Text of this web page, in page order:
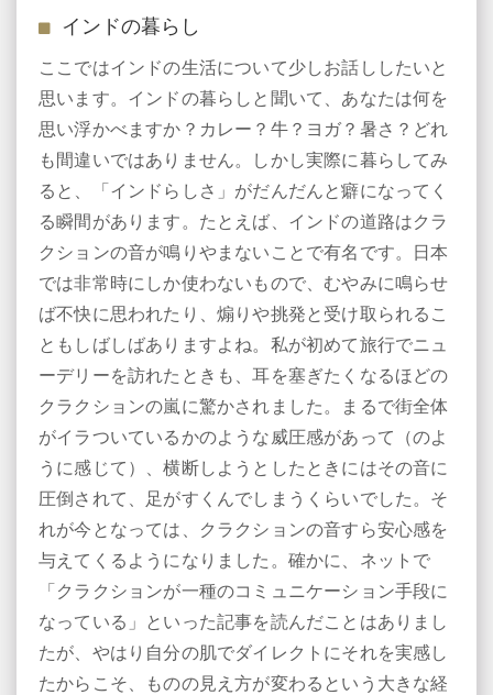
インドの暮らし
ここではインドの生活について少しお話ししたいと
思います。インドの暮らしと聞いて、あなたは何を
思い浮かべますか？カレー？牛？ヨガ？暑さ？どれ
も間違いではありません。しかし実際に暮らしてみ
ると、「インドらしさ」がだんだんと癖になってく
る瞬間があります。たとえば、インドの道路はクラ
クションの音が鳴りやまないことで有名です。日本
では非常時にしか使わないもので、むやみに鳴らせ
ば不快に思われたり、煽りや挑発と受け取られるこ
ともしばしばありますよね。私が初めて旅行でニュ
ーデリーを訪れたときも、耳を塞ぎたくなるほどの
クラクションの嵐に驚かされました。まるで街全体
がイラついているかのような威圧感があって（のよ
うに感じて）、横断しようとしたときにはその音に
圧倒されて、足がすくんでしまうくらいでした。そ
れが今となっては、クラクションの音すら安心感を
与えてくるようになりました。確かに、ネットで
「クラクションが一種のコミュニケーション手段に
なっている」といった記事を読んだことはありまし
たが、やはり自分の肌でダイレクトにそれを実感し
たからこそ、ものの見え方が変わるという大きな経